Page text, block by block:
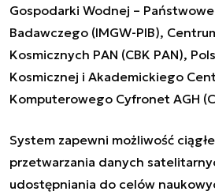
Gospodarki Wodnej –
Badawczego (IMGW-PIB),
Kosmicznych PAN (CBK PAN),
Kosmicznej i Akademickiego
Komputerowego Cyfronet AGH
System zapewni możliwość
przetwarzania danych
udostępniania do celów